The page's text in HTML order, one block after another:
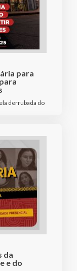
para
derrubada do
da
e do